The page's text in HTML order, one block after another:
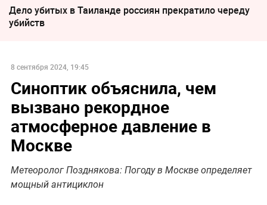
Дело убитых в Таиланде россиян прекратило череду
убийств
8 сентября 2024, 19:45
Синоптик объяснила, чем
вызвано рекордное
атмосферное давление в
Москве
Метеоролог Позднякова: Погоду в Москве определяет
мощный антициклон